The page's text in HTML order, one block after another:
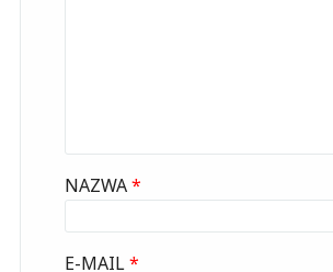
NAZWA*
E-MAIL*